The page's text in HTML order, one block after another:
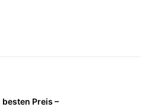
Preis –